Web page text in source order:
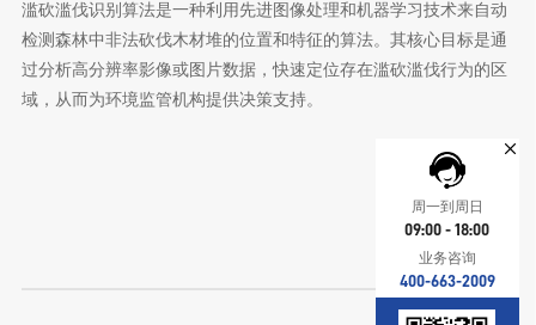
滥砍滥伐识别算法是一种利用先进图像处理和机器学习技术来自动
检测森林中非法砍伐木材堆的位置和特征的算法。其核心目标是通
过分析高分辨率影像或图片数据，快速定位存在滥砍滥伐行为的区
域，从而为环境监管机构提供决策支持。
周一到周日
09:00 - 18:00
业务咨询
400-663-2009